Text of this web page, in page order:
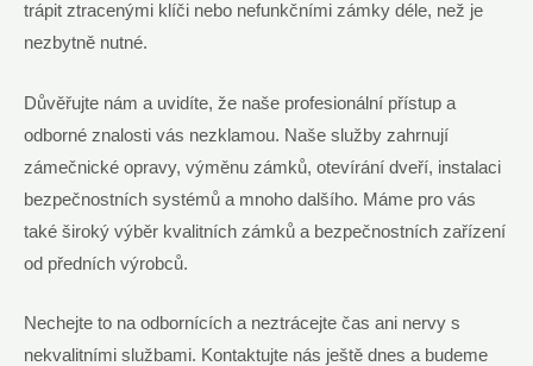
trápit ztracenými klíči nebo nefunkčními zámky⁢ déle, než⁢ je
nezbytně nutné.
Důvěřujte⁣ nám a ‍uvidíte, že naše profesionální přístup a
odborné znalosti vás nezklamou.​ Naše služby zahrnují
zámečnické opravy, výměnu zámků, ‍otevírání dveří,⁤ instalaci⁤
bezpečnostních ‍systémů a mnoho ‌dalšího. Máme pro vás
také široký výběr kvalitních zámků ‍a bezpečnostních zařízení⁢
od předních výrobců.
Nechejte to na odbornících a neztrácejte‌ čas ani ⁢nervy s
nekvalitními službami. Kontaktujte nás‌ ještě dnes ⁤a budeme